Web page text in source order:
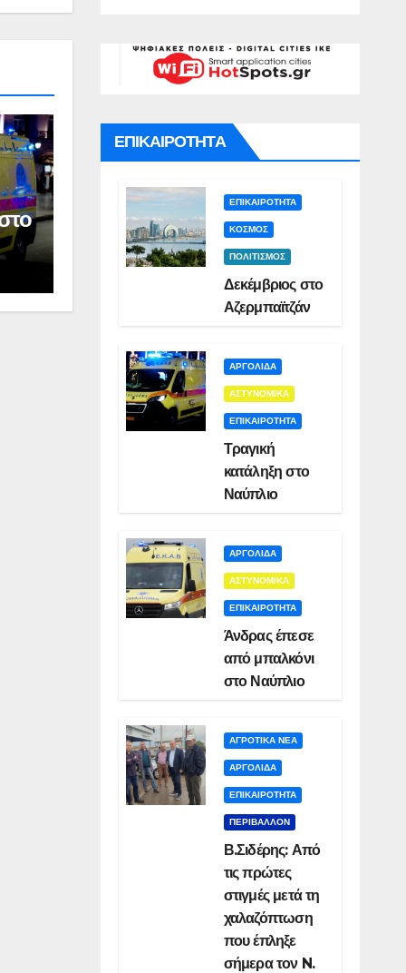
ΕΠΙΚΑΙΡΟΤΗΤΑ
ΕΠΙΚΑΙΡΟΤΗΤΑ
ΚΟΣΜΟΣ
ΠΟΛΙΤΙΣΜΟΣ
Δεκέμβριος στο
Αζερμπαϊτζάν
ΑΡΓΟΛΙΔΑ
ΑΣΤΥΝΟΜΙΚΑ
ΕΠΙΚΑΙΡΟΤΗΤΑ
Τραγική
κατάληξη στο
Ναύπλιο
ΑΡΓΟΛΙΔΑ
ΑΣΤΥΝΟΜΙΚΑ
ΕΠΙΚΑΙΡΟΤΗΤΑ
Άνδρας έπεσε
από μπαλκόνι
στο Ναύπλιο
ΑΓΡΟΤΙΚΑ ΝΕΑ
ΑΡΓΟΛΙΔΑ
ΕΠΙΚΑΙΡΟΤΗΤΑ
ΠΕΡΙΒΑΛΛΟΝ
Β.Σιδέρης: Από
τις πρώτες
στιγμές μετά τη
χαλαζόπτωση
που έπληξε
σήμερα τον N.